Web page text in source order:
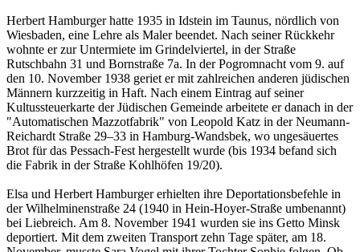
Herbert Hamburger hatte 1935 in Idstein im Taunus, nördlich von
Wiesbaden, eine Lehre als Maler beendet. Nach seiner Rückkehr
wohnte er zur Untermiete im Grindelviertel, in der Straße
Rutschbahn 31 und Bornstraße 7a. In der Pogromnacht vom 9. auf
den 10. November 1938 geriet er mit zahlreichen anderen jüdischen
Männern kurzzeitig in Haft. Nach einem Eintrag auf seiner
Kultussteuerkarte der Jüdischen Gemeinde arbeitete er danach in der
"Automatischen Mazzotfabrik" von Leopold Katz in der Neumann-
Reichardt Straße 29–33 in Hamburg-Wandsbek, wo ungesäuertes
Brot für das Pessach-Fest hergestellt wurde (bis 1934 befand sich
die Fabrik in der Straße Kohlhöfen 19/20).
Elsa und Herbert Hamburger erhielten ihre Deportationsbefehle in
der Wilhelminenstraße 24 (1940 in Hein-Hoyer-Straße umbenannt)
bei Liebreich. Am 8. November 1941 wurden sie ins Getto Minsk
deportiert. Mit dem zweiten Transport zehn Tage später, am 18.